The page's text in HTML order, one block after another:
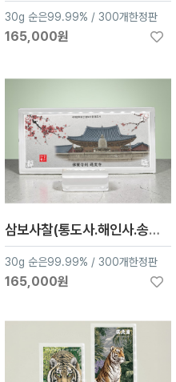
30g 순은99.99% / 300개한정판
165,000원
삼보사찰(통도사.해인사.송광사) 30g 리미티드 에디션
30g 순은99.99% / 300개한정판
165,000원